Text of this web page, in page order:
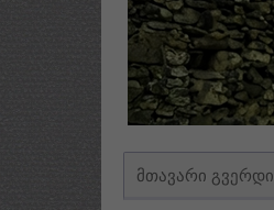
ᲛᲗᲐᲕᲐᲠᲘ ᲒᲕᲔᲠᲓᲘ